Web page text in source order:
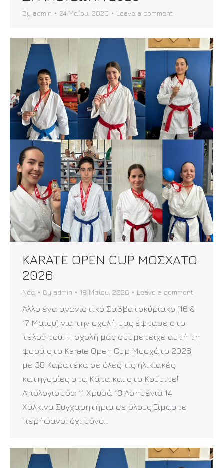
By admin 24 Μαΐου, 2026 Leave a comment
KARATE OPEN CUP ΜΟΣΧΑΤΟ
2026
Νέα By admin 18 Μαΐου, 2026 Leave a comment
Άλλο ένα αγωνιστικό Σαββατοκύριακο (16 &
17 Μαΐου) για την σχολή μας έφτασε στο
τέλος του! Η σχολή μας συμμετείχε αυτή τη
φορά στο Karate Open Cup Μοσχάτο 2026
με 38 Καρατέκα σε όλες τις ηλικιακές
κατηγορίες στα Κάτα και στο Κούμιτε!
Απολογισμός: 11 Χρυσά 13 Ασημένια 14
Χάλκινα Συγχαρητήρια σε όλους!Είμαστε
περήφανοι όχι μόνο…